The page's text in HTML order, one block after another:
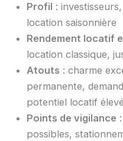
Profil :
location saisonnière
Rendement locatif
location classique,
Atouts : charme
permanente,
potentiel locatif élevé
Points de vigilance
possibles,